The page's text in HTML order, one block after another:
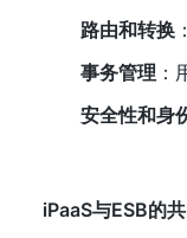
路由和转换
事务管理
安全性和身
iPaaS与ESB的